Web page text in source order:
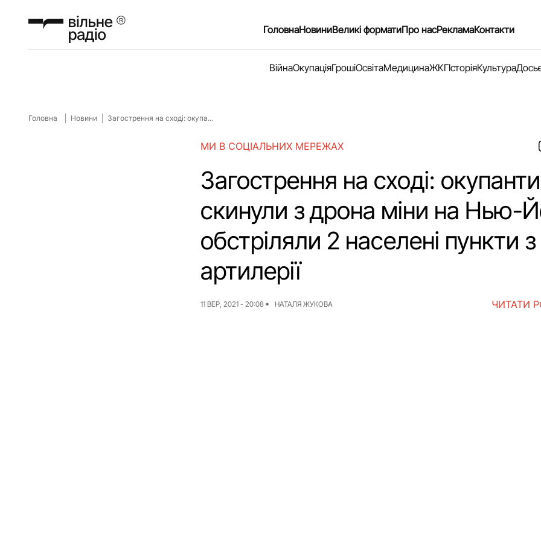
ГоловнаНовиниВеликі форматиПро насРекламаКонтакти
ВійнаОкупаціяГрошіОсвітаМедицинаЖКГІсторіяКультура
Головна Новини Загострення на сході: окупа...
МИ В СОЦІАЛЬНИХ МЕРЕЖАХ
Загострення на сході: окупанти
скинули з дрона міни на Нью-
обстріляли 2 населені пункти з
артилерії
11 ВЕР, 2021 - 20:08 НАТАЛЯ ЖУКОВА ЧИТАТИ